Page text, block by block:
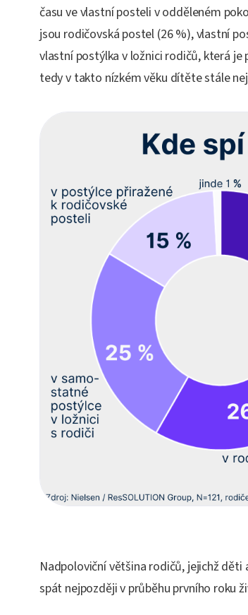
času ve vlastní posteli v odděleném
jsou rodičovská postel (26 %), vlastní
vlastní postýlka v ložnici rodičů, která
tedy v takto nízkém věku dítěte stále
Nadpoloviční většina rodičů, jejichž
spát nejpozději v průběhu prvního roku